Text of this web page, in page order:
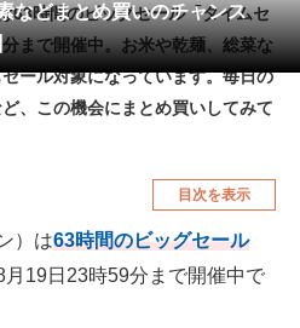
本・DVD・CD
生活用品
美容・コスメ
などまとめ買いのチャンス
時間のビッグセール「タイムセ
まで開催中。お米や乾麺、総菜な
ール対象になっています。毎日の
、この機会にまとめ買いしてみて
目次を表示
）は63時間のビッグセール
月19日23時59分まで開催中で